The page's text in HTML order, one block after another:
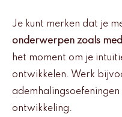
Je kunt merken dat je
onderwerpen zoals
het moment om je
ontwikkelen. Werk
ontwikkeling.